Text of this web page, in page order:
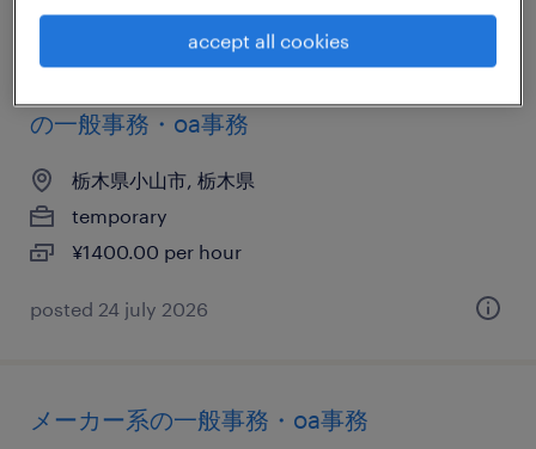
it・web系／メーカー系／商社系／金融系／
住宅・インテリア系／不動産・建設系／流
の一般事務・oa事務
栃木県小山市, 栃木県
temporary
¥1400.00 per hour
posted 24 july 2026
メーカー系の一般事務・oa事務
accept all cookies